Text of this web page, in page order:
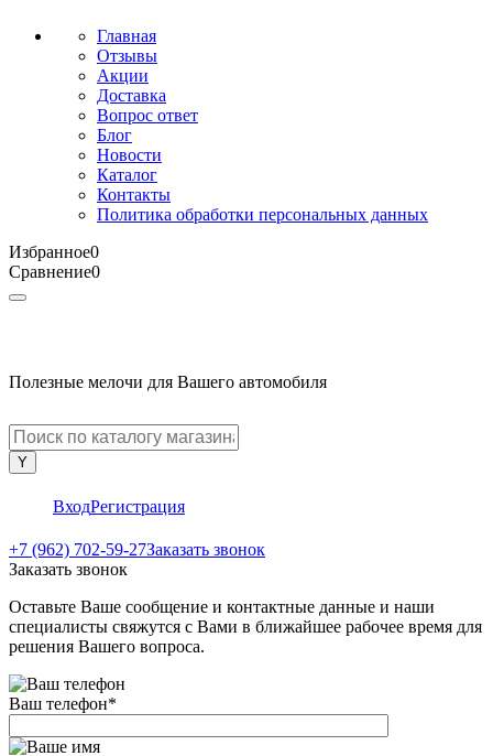
Главная
Отзывы
Акции
Доставка
Вопрос ответ
Блог
Новости
Каталог
Контакты
Политика обработки персональных данных
Избранное0
Сравнение0
Полезные мелочи для Вашего автомобиля
ВходРегистрация
+7 (962) 702-59-27Заказать звонок
Заказать звонок
Оставьте Ваше сообщение и контактные данные и наши
специалисты свяжутся с Вами в ближайшее рабочее время для
решения Вашего вопроса.
Ваш телефон*